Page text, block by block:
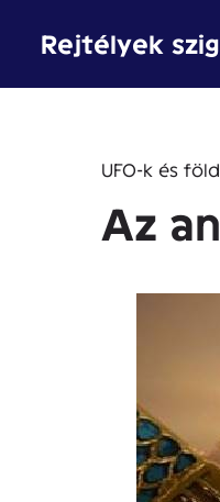
Rejtélyek
UFO-k és
Az